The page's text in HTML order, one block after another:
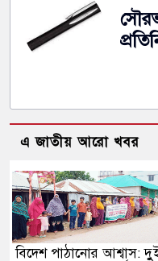
এ জাতীয় আরো খবর
বিদেশ পাঠানোর আশ্বাস: